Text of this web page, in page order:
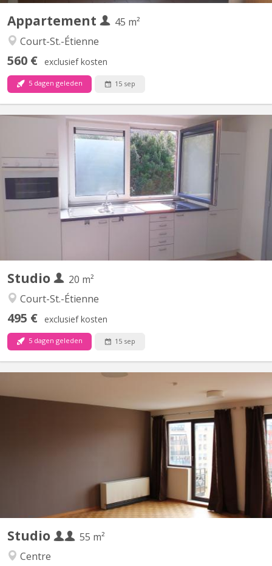
Appartement
45 m²
Court-St.-Étienne
560 € exclusief kosten
5 dagen geleden 15 sep
Studio
20 m²
Court-St.-Étienne
495 € exclusief kosten
5 dagen geleden 15 sep
KV 1614
Pour 1 ÉTUDIANT(E) sur Louvain-la-Neuve Beau studio meublé
complètement privatif de 20M2 à louer pour l’année académique
2026-2027 Parfait état 495 euros par mois Forfait pour les
charges 100 euros par mois = 595 euros TOUT COMPRIS
(électricité, chauffage, eau, internet) Pas de domicile Pas...
Studio
55 m²
Centre
Très grand sturdio de 55 m2 avec cuisines équipée privativve,
salle de bain privative, balcon, video parlophone